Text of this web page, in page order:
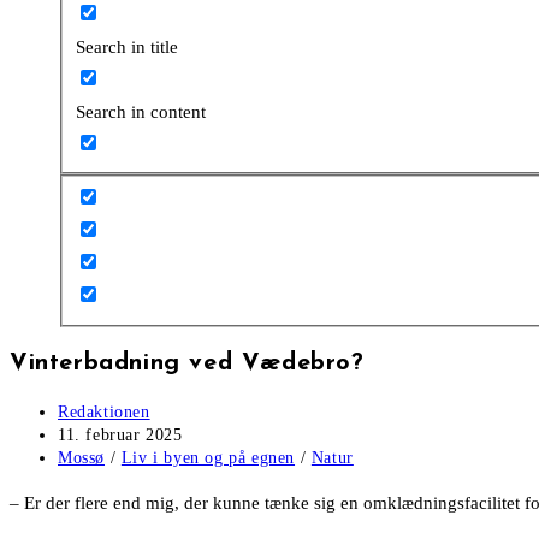
Search in title
Search in content
Vinterbadning ved Vædebro?
Post
author:
Redaktionen
Post
published:
11. februar 2025
Post
Mossø / Liv i byen og på egnen / Natur
– Er der flere end mig, der kunne tænke sig en omklædningsfacilitet